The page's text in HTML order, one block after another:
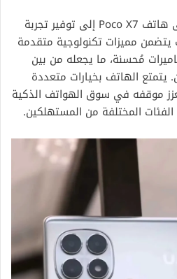
في عالم سريع التغير، يسعى هاتف Poco X7 إلى توفير تجربة
يتضمن مميزات تكنولوجية متقدمة
مُحسنة، ما يجعله من بين
يتمتع الهاتف بخيارات متعددة
موقفه في سوق الهواتف الذكية
المختلفة من المستهلكين.